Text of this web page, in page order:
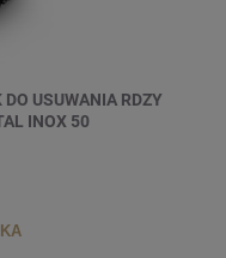
USUWANIA RDZY
INOX 50